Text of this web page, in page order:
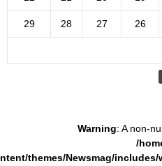
26
27
28
29
Warning: A non-
/
themes/Newsmag/